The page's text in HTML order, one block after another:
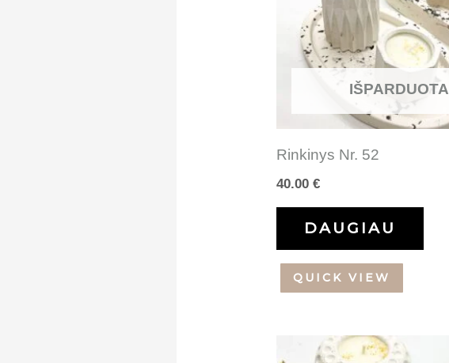
IŠPARDUOTA
Rinkinys Nr. 52
40.00€
DAUGIAU
QUICK VIEW